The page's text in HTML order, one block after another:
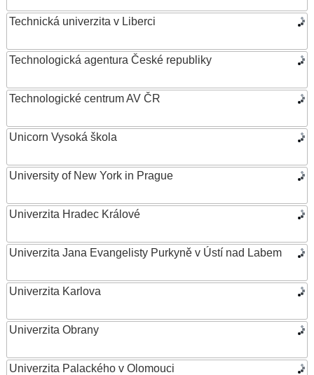
Technická univerzita v Liberci
Technologická agentura České republiky
Technologické centrum AV ČR
Unicorn Vysoká škola
University of New York in Prague
Univerzita Hradec Králové
Univerzita Jana Evangelisty Purkyně v Ústí nad Labem
Univerzita Karlova
Univerzita Obrany
Univerzita Palackého v Olomouci